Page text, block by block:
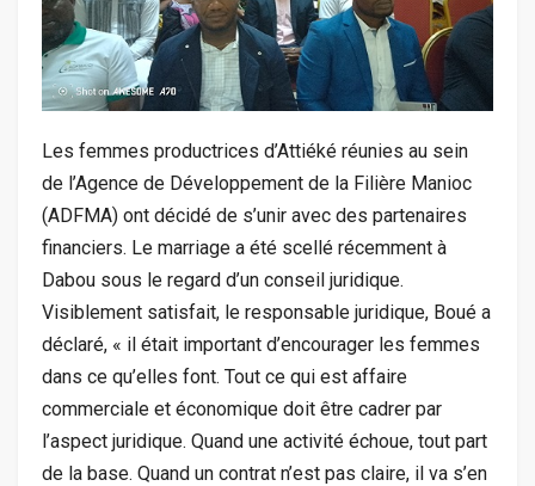
Les femmes productrices d’Attiéké réunies au sein
de l’Agence de Développement de la Filière Manioc
(ADFMA) ont décidé de s’unir avec des partenaires
financiers. Le marriage a été scellé récemment à
Dabou sous le regard d’un conseil juridique.
Visiblement satisfait, le responsable juridique, Boué a
déclaré, « il était important d’encourager les femmes
dans ce qu’elles font. Tout ce qui est affaire
commerciale et économique doit être cadrer par
l’aspect juridique. Quand une activité échoue, tout part
de la base. Quand un contrat n’est pas claire, il va s’en